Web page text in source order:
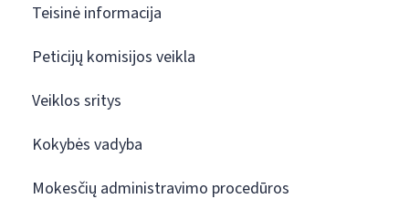
Teisinė informacija
Peticijų komisijos veikla
Veiklos sritys
Kokybės vadyba
Mokesčių administravimo procedūros